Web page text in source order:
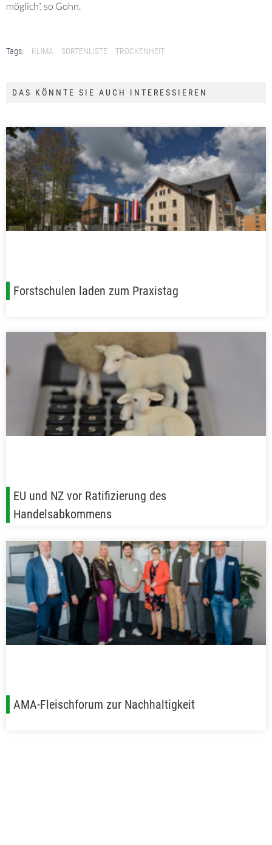
möglich“, so Gohn.
Tags: KLIMA SORTENLISTE TROCKENHEIT
DAS KÖNNTE SIE AUCH INTERESSIEREN
Forstschulen laden zum Praxistag
EU und NZ vor Ratifizierung des
Handelsabkommens
AMA-Fleischforum zur Nachhaltigkeit